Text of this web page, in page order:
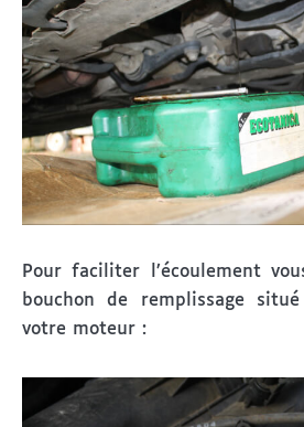
Pour faciliter l’écoulement
bouchon de remplissage
votre moteur :